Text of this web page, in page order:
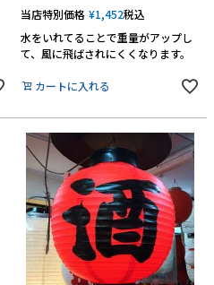
当店特別価格 ¥1,452税込
水をいれてることで重量がアップし
て、風に飛ばされにくくなります。
カートに入れる